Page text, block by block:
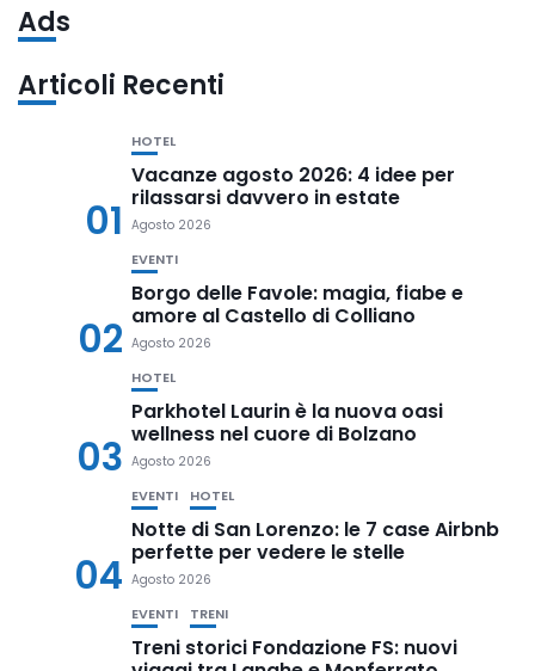
Ads
Articoli Recenti
01
HOTEL
Vacanze agosto 2026: 4 idee per
rilassarsi davvero in estate
Agosto 2026
02
EVENTI
Borgo delle Favole: magia, fiabe e
amore al Castello di Colliano
Agosto 2026
03
HOTEL
Parkhotel Laurin è la nuova oasi
wellness nel cuore di Bolzano
Agosto 2026
04
EVENTI HOTEL
Notte di San Lorenzo: le 7 case Airbnb
perfette per vedere le stelle
Agosto 2026
EVENTI TRENI
Treni storici Fondazione FS: nuovi